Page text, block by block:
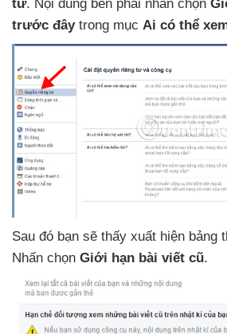
tư. Nội dung bên phải nhấn chọn
trước đâytrong mục Ai có thể
Sau đó bạn sẽ thấy xuất hiện bảng
Nhấn chọn Giới hạn bài viết cũ.